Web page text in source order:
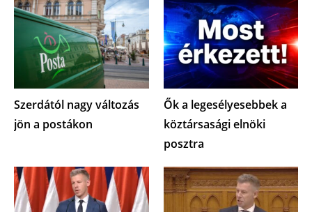
Szerdától nagy változás
jön a postákon
Ők a legesélyesebbek a
köztársasági elnöki
posztra